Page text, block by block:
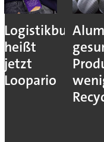
Logistikbude
heißt
jetzt
Loopario